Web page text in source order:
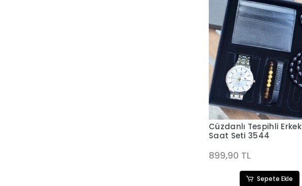
Cüzdanlı Tespihli Erkek
Saat Seti 3544
899,90 TL
Sepete Ekle